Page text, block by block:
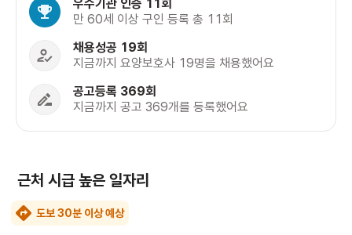
우수기관 인증 11회
만 60세 이상 구인 등록 총 11회
채용성공 19회
지금까지 요양보호사 19명을 채용했어요
공고등록 369회
지금까지 공고 369개를 등록했어요
근처 시급 높은 일자리
도보 30분 이상 예상